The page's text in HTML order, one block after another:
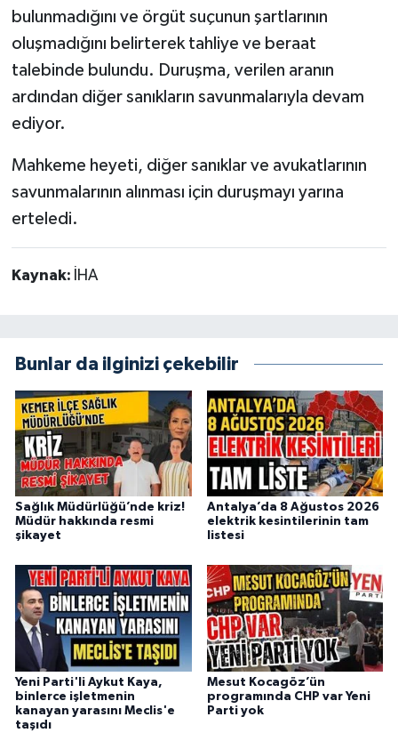
bulunmadığını ve örgüt suçunun şartlarının
oluşmadığını belirterek tahliye ve beraat
talebinde bulundu. Duruşma, verilen aranın
ardından diğer sanıkların savunmalarıyla devam
ediyor.
Mahkeme heyeti, diğer sanıklar ve avukatlarının
savunmalarının alınması için duruşmayı yarına
erteledi.
Kaynak: İHA
Bunlar da ilginizi çekebilir
Sağlık Müdürlüğü’nde kriz!
Müdür hakkında resmi
şikayet
Antalya’da 8 Ağustos 2026
elektrik kesintilerinin tam
listesi
Yeni Parti'li Aykut Kaya,
binlerce işletmenin
kanayan yarasını Meclis'e
taşıdı
Mesut Kocagöz’ün
programında CHP var Yeni
Parti yok